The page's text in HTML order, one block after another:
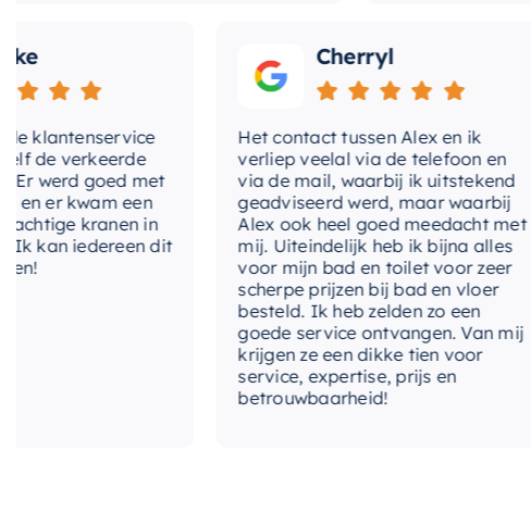
verkeerde
goed met
kwam een
kranen in
iedereen dit
Cherryl
Het contact tussen Alex en ik
verliep veelal via de telefoon en
via de mail, waarbij ik uitstekend
geadviseerd werd, maar waarbij
Alex ook heel goed meedacht met
mij. Uiteindelijk heb ik bijna alles
voor mijn bad en toilet voor zeer
scherpe prijzen bij bad en vloer
besteld. Ik heb zelden zo een
goede service ontvangen. Van mij
krijgen ze een dikke tien voor
service, expertise, prijs en
betrouwbaarheid!